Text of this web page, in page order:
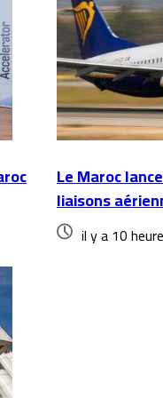
Le Maroc
liaisons
il y a 10